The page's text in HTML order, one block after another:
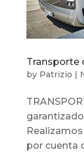
Transporte
by Patrizio |
por cuenta